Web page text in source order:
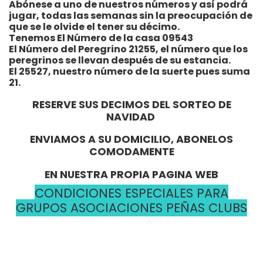
Abónese a uno de nuestros números y así podrá
jugar, todas las semanas sin la preocupación de
que se le olvide el tener su décimo.
Tenemos El Número de la casa 09543
El Número del Peregrino 21255, el número que los
peregrinos se llevan después de su estancia.
El 25527, nuestro número de la suerte pues suma
21.
RESERVE SUS DECIMOS DEL SORTEO DE
NAVIDAD
ENVIAMOS A SU DOMICILIO, ABONELOS
COMODAMENTE
EN NUESTRA PROPIA PAGINA WEB
CONDICIONES ESPECIALES PARA
GRUPOS ASOCIACIONES PEÑAS CLUBS